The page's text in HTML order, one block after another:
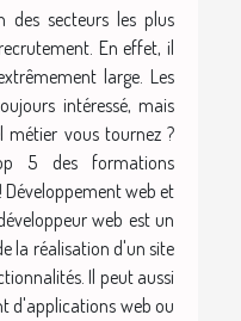
secteurs les plus
En effet, il
large. Les
intéressé, mais
métier vous tournez ?
5 des formations
Développement web et
web est un
la réalisation d'un site
Il peut aussi
d'applications web ou